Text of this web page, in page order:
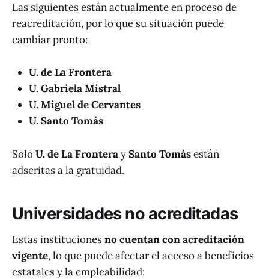
Las siguientes están actualmente en proceso de
reacreditación, por lo que su situación puede
cambiar pronto:
U. de La Frontera
U. Gabriela Mistral
U. Miguel de Cervantes
U. Santo Tomás
SoloU. de La FronteraySanto Tomásestán
adscritas a la gratuidad.
Universidades no acreditadas
Estas institucionesno cuentan con acreditación
vigente, lo que puede afectar el acceso a beneficios
estatales y la empleabilidad: